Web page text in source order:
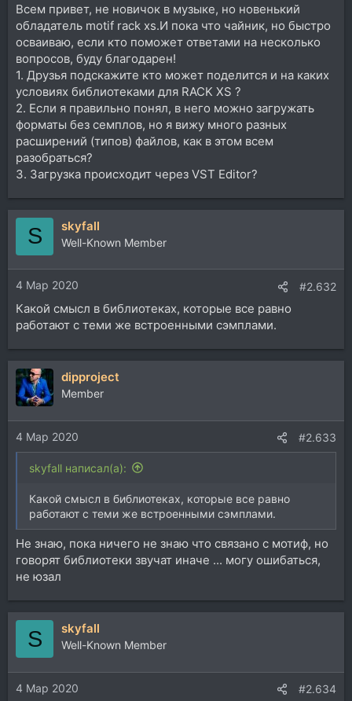
Всем привет, не новичок в музыке, но новенький
обладатель motif rack xs.И пока что чайник, но быстро
осваиваю, если кто поможет ответами на несколько
вопросов, буду благодарен!
1. Друзья подскажите кто может поделится и на каких
условиях библиотеками для RACK XS ?
2. Если я правильно понял, в него можно загружать
форматы без семплов, но я вижу много разных
расширений (типов) файлов, как в этом всем
разобраться?
3. Загрузка происходит через VST Editor?
S skyfall
Well-Known Member
4 Мар 2020 #2.632
Какой смысл в библиотеках, которые все равно
работают с теми же встроенными сэмплами.
dipproject
Member
4 Мар 2020 #2.633
skyfall написал(а):
Какой смысл в библиотеках, которые все равно
работают с теми же встроенными сэмплами.
Не знаю, пока ничего не знаю что связано с мотиф, но
говорят библиотеки звучат иначе ... могу ошибаться,
не юзал
S skyfall
Well-Known Member
4 Мар 2020 #2.634